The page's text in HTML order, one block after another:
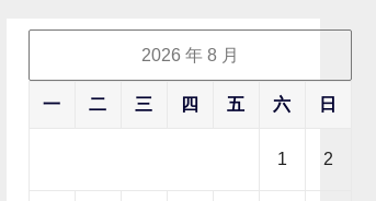
2026 年 8 月
一 二 三 四 五 六 日
1 2